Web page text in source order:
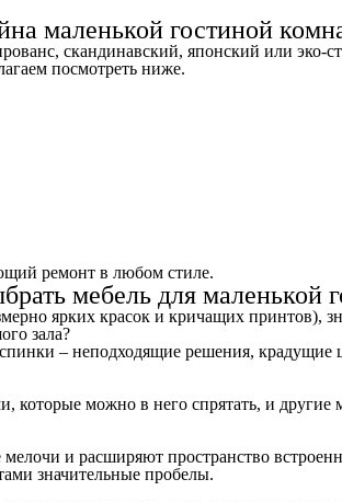
маленькой гостиной
скандинавский, японский или эко-
посмотреть ниже.
ремонт в любом стиле.
мебель для маленькой
ярких красок и кричащих принтов),
зала?
– неподходящие решения, крадущие
которые можно в него спрятать, и
и расширяют пространство
значительные пробелы.